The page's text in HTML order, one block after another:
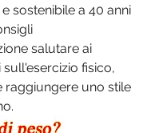
sostenibile a 40 anni
salutare ai
fisico,
raggiungere uno stile